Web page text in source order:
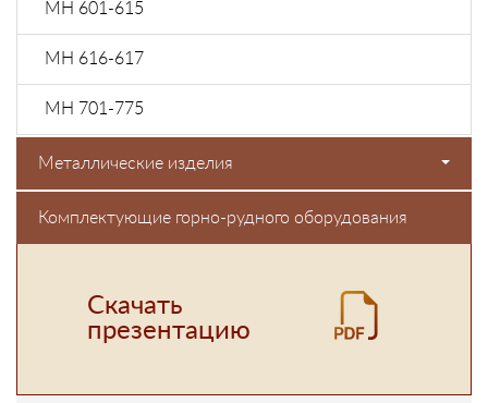
МН 601-615
МН 616-617
МН 701-775
Металлические изделия
Комплектующие горно-рудного оборудования
Скачать
презентацию